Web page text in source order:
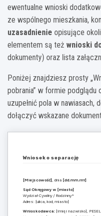
ewentualne wnioski
ze wspólnego mieszkania,
uzasadnienie opisujące
elementem są też wnioski
dokumenty) oraz lista
Poniżej znajdziesz prosty
pobrania” w formie podglądu
uzupełnić pola w
dołączyć wskazane
Wniosek o separację
[Miejscowość] , dnia [dd.mm.rrrr]
Sąd Okręgowy w [miasto]
Wydział Cywilny / Rodzinny*
Adres: [ulica, kod, miasto]
Wnioskodawca: [Imię i nazwisko],